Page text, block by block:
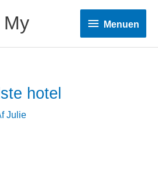
My Menuen
Menuen
hotel
Julie